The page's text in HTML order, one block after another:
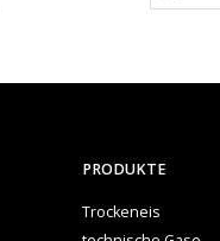
PRODUKTE
Trockeneis